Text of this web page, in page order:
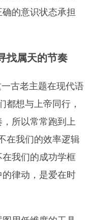
的意识状态承担
找属天的节奏
古老主题在现代语
都想与上帝同行，
所以常常跑到上
在我们的效率逻辑
我们的成功学框
律动，是爱在时